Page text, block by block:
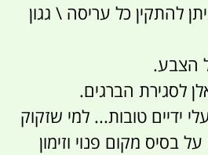
להתקין כל עריסה \ גגון
הצבע.
לסגירת הברגים.
ידיים טובות... למי שזקוק
בסיס מקום פנוי וזימון